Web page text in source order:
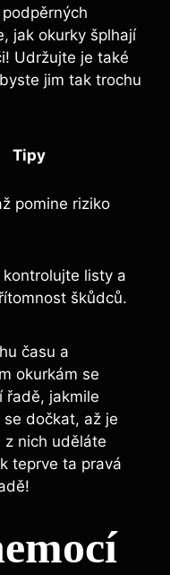
jak okurky ‌šplhají
Udržujte je také
jim ⁢tak trochu
Tipy
pomine riziko
kontrolujte listy a
škůdců.
času a
okurkám se‌
řadě, jakmile
dočkat, až ⁣je
z‌ nich uděláte
teprve ta pravá